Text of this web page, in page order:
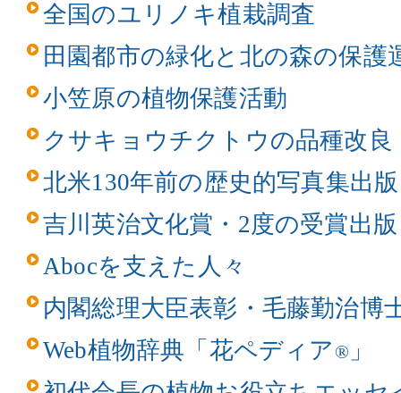
全国のユリノキ植栽調査
田園都市の緑化と北の森の保護
小笠原の植物保護活動
クサキョウチクトウの品種改良
北米130年前の歴史的写真集出版
吉川英治文化賞・2度の受賞出版
Abocを支えた人々
内閣総理大臣表彰・毛藤勤治博
Web植物辞典「花ペディア ® 」